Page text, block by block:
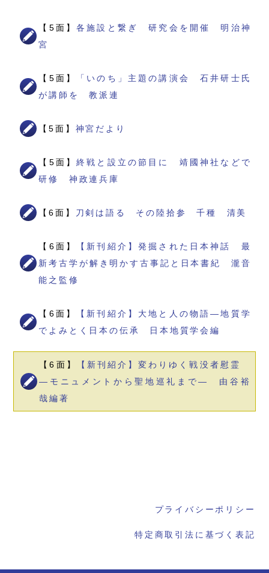
【5面】各施設と繋ぎ 研究会を開催 明治神
宮
【5面】
「いのち」主題の講演会 石井研士氏
が講師を 教派連
【5面】 神宮だより
【5面】終戦と設立の節目に 靖國神社などで
研修 神政連兵庫
【6面】 刀剣は語る その陸拾参 千種 清美
【6面】
【新刊紹介】発掘された日本神話 最
新考古学が解き明かす古事記と日本書紀 瀧音
能之監修
【6面】
【新刊紹介】大地と人の物語―地質学
でよみとく日本の伝承 日本地質学会編
【6面】
【新刊紹介】変わりゆく戦没者慰霊
―モニュメントから聖地巡礼まで― 由谷裕
哉編著
プライバシーポリシー
特定商取引法に基づく表記